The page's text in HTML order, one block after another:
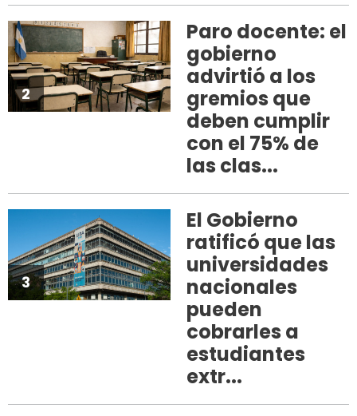
2
Paro docente: el
gobierno
advirtió a los
gremios que
deben cumplir
con el 75% de
las clas...
3
El Gobierno
ratificó que las
universidades
nacionales
pueden
cobrarles a
estudiantes
extr...